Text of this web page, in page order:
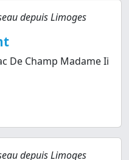
depuis Limoges
De Champ Madame Ii
depuis Limoges